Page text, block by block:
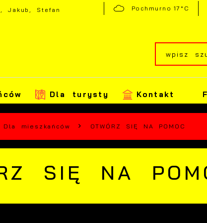
Jakub, Stefan Pochmurno 17°C
Dla turysty Kontakt
Dla mieszkańców OTWÓRZ SIĘ NA POMOC
SIĘ NA